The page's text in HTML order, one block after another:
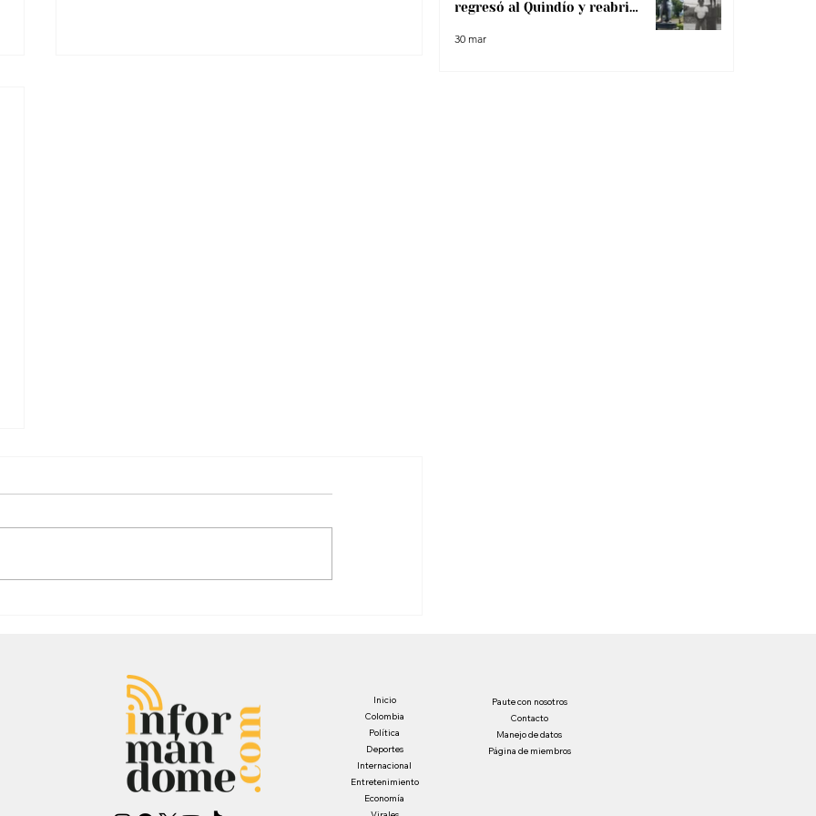
regresó al Quindío y reabrió
narcotráfico
30 mar
Inicio
Colombia
Política
Deportes
Internacional
Entretenimiento
Economía
Paute con nosotros
Contacto
Manejo de datos
Página de miembros